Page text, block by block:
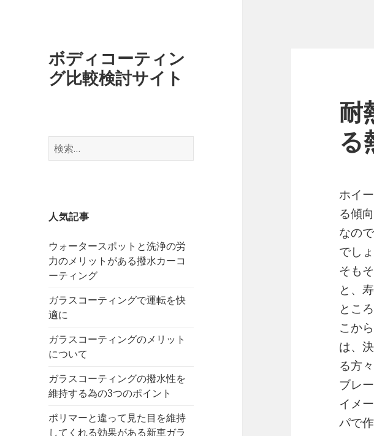
ボディコーティン
グ比較検討サイト
検
索
人気記事
ウォータースポットと洗浄の労
力のメリットがある撥水カーコ
ーティング
ガラスコーティングで運転を快
適に
ガラスコーティングのメリット
について
ガラスコーティングの撥水性を
維持する為の3つのポイント
ポリマーと違って見た目を維持
してくれる効果がある新車ガラ
耐
る
ホイ
る傾
なの
でしょ
そも
と、
とこ
こか
は、
る方
ブレ
イメ
パで